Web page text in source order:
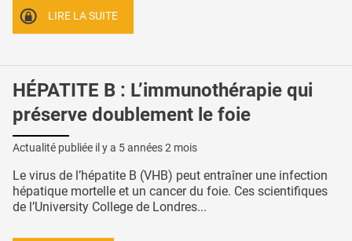
LIRE LA SUITE
HÉPATITE B : L’immunothérapie qui
préserve doublement le foie
Actualité publiée il y a 5 années 2 mois
Le virus de l’hépatite B (VHB) peut entraîner une infection
hépatique mortelle et un cancer du foie. Ces scientifiques
de l’University College de Londres...